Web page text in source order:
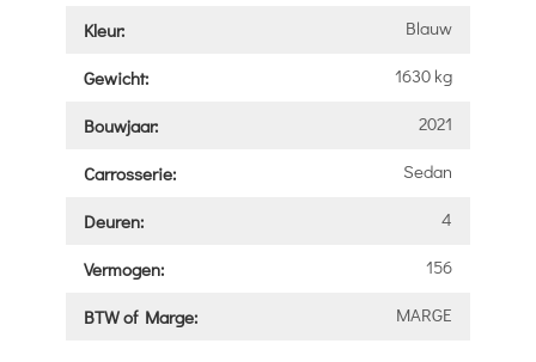
Kleur: Blauw
Gewicht: 1630 kg
Bouwjaar: 2021
Carrosserie: Sedan
Deuren: 4
Vermogen: 156
BTW of Marge: MARGE